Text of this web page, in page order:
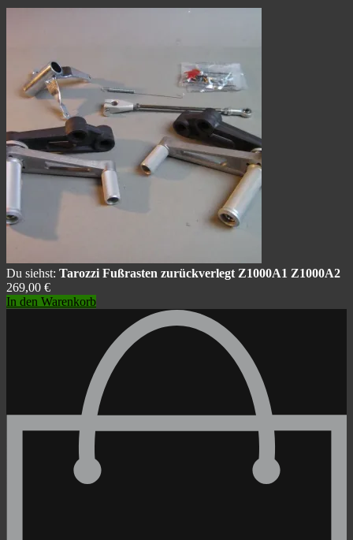
Du siehst: Tarozzi Fußrasten zurückverlegt Z1000A1 Z1000A2
269,00 €
In den Warenkorb